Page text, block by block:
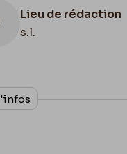
Lieu de rédaction
s.l.
Belgique,